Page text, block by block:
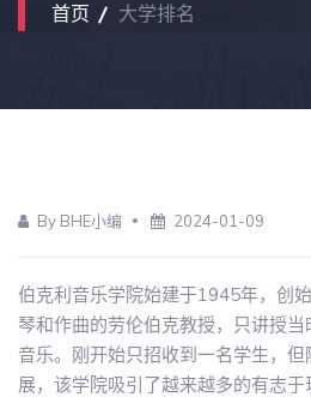
首页 大学排名
By BHE小编 2024-01-09
伯克利音乐学院始建于1945年，创
琴和作曲的劳伦伯克教授，只讲授
音乐。刚开始只招收到一名学生，
展，该学院吸引了越来越多的有志